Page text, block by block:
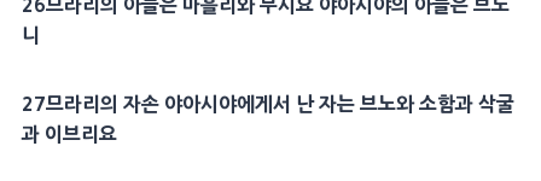
26므라리 의 아들은 마흘리 와무시 요 야아시야의 아들은 브노
니
27므라리 의 자손 야아시야에게서 난 자는 브노와 소함과 삭굴
과 이브리 요